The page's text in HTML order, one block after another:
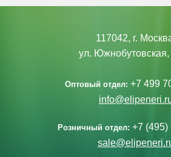
117042, г.
ул. Южнобутовская,
Оптовый отдел: +7 499
Розничный отдел: +7 (495)